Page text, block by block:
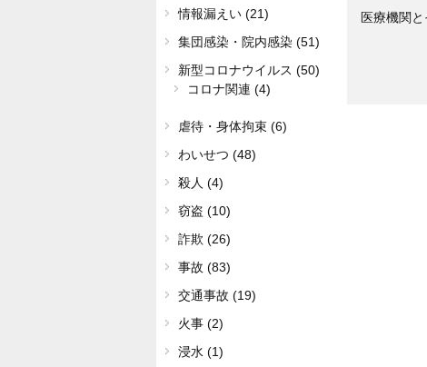
医療機関
情報漏えい (21)
集団感染・院内感染 (51)
新型コロナウイルス (50)
コロナ関連 (4)
虐待・身体拘束 (6)
わいせつ (48)
殺人 (4)
窃盗 (10)
詐欺 (26)
事故 (83)
交通事故 (19)
火事 (2)
浸水 (1)